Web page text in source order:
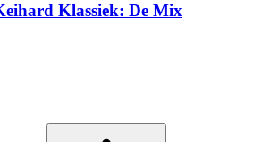
Klassiek: De Mix